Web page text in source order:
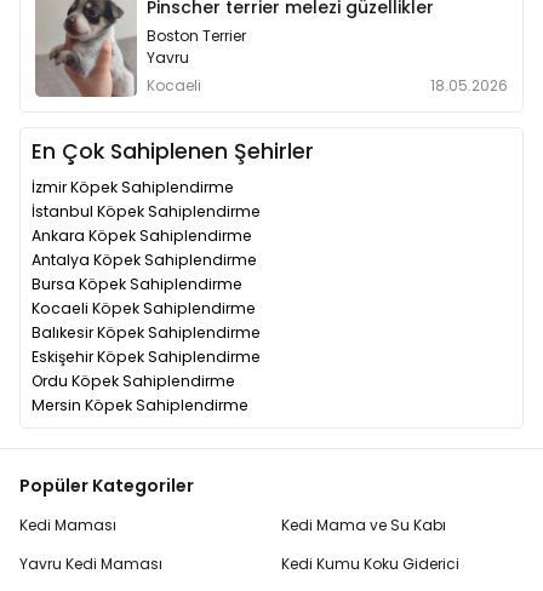
Pinscher terrier melezi güzellikler
Boston Terrier
Yavru
Kocaeli
18.05.2026
En Çok Sahiplenen Şehirler
İzmir Köpek Sahiplendirme
İstanbul Köpek Sahiplendirme
Ankara Köpek Sahiplendirme
Antalya Köpek Sahiplendirme
Bursa Köpek Sahiplendirme
Kocaeli Köpek Sahiplendirme
Balıkesir Köpek Sahiplendirme
Eskişehir Köpek Sahiplendirme
Ordu Köpek Sahiplendirme
Mersin Köpek Sahiplendirme
Popüler Kategoriler
Kedi Maması
Yavru Kedi Maması
Kedi Mama ve Su Kabı
Kedi Kumu Koku Giderici